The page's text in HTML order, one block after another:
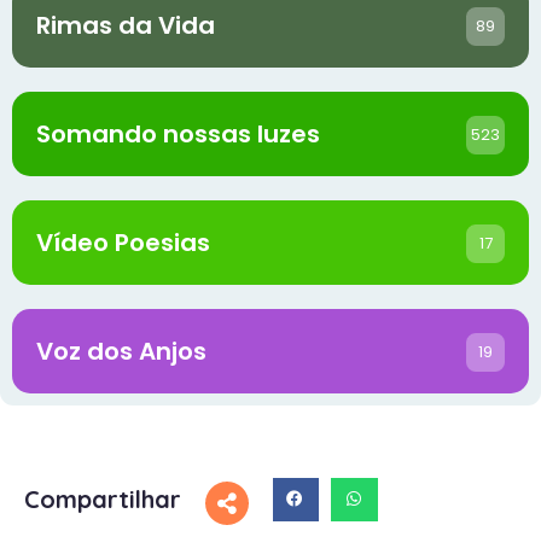
Rimas da Vida 89
Somando nossas luzes 523
Vídeo Poesias 17
Voz dos Anjos 19
Compartilhar